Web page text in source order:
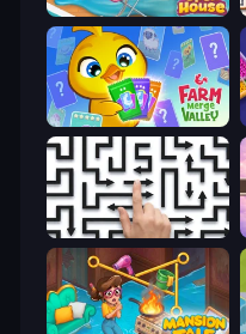
Open House
Farm Merge Valley
Arrow Escape: Puzzle